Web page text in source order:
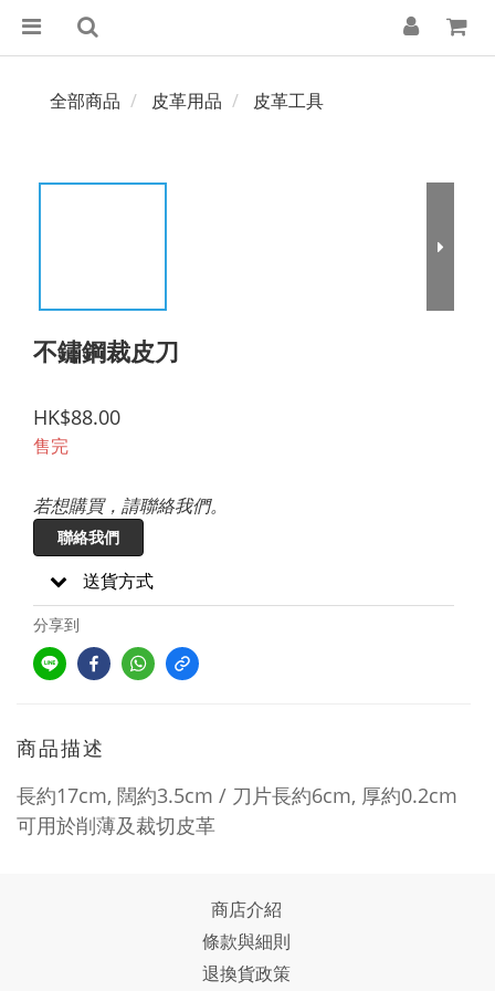
全部商品 皮革用品 皮革工具
不鏽鋼裁皮刀
HK$88.00
售完
若想購買，請聯絡我們。
聯絡我們
送貨方式
分享到
商品描述
長約17cm, 闊約3.5cm / 刀片長約6cm, 厚約0.2cm
可用於削薄及裁切皮革
商店介紹
條款與細則
退換貨政策